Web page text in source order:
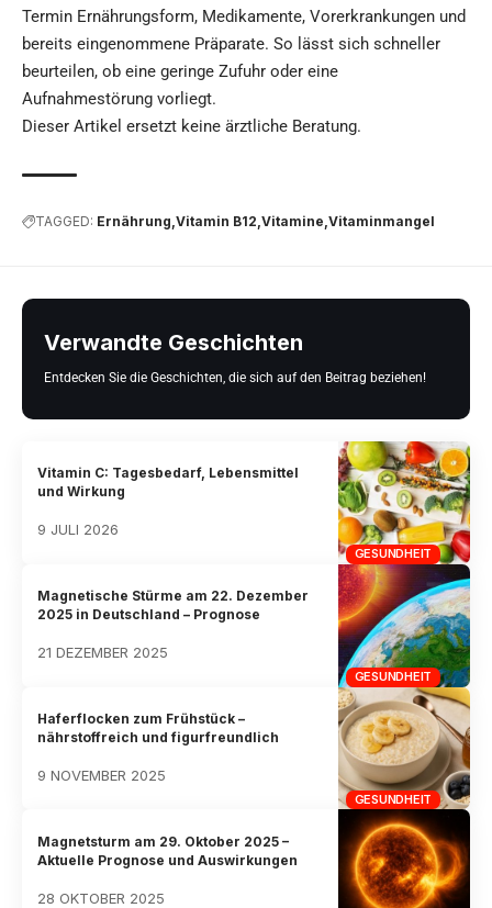
Termin Ernährungsform, Medikamente, Vorerkrankungen und
bereits eingenommene Präparate. So lässt sich schneller
beurteilen, ob eine geringe Zufuhr oder eine
Aufnahmestörung vorliegt.
Dieser Artikel ersetzt keine ärztliche Beratung.
TAGGED: Ernährung Vitamin B12 Vitamine Vitaminmangel
Verwandte Geschichten
Entdecken Sie die Geschichten, die sich auf den Beitrag beziehen!
GESUNDHEIT
Vitamin C: Tagesbedarf, Lebensmittel
und Wirkung
9 JULI 2026
GESUNDHEIT
Magnetische Stürme am 22. Dezember
2025 in Deutschland – Prognose
21 DEZEMBER 2025
GESUNDHEIT
Haferflocken zum Frühstück –
nährstoffreich und figurfreundlich
9 NOVEMBER 2025
Magnetsturm am 29. Oktober 2025 –
Aktuelle Prognose und Auswirkungen
28 OKTOBER 2025